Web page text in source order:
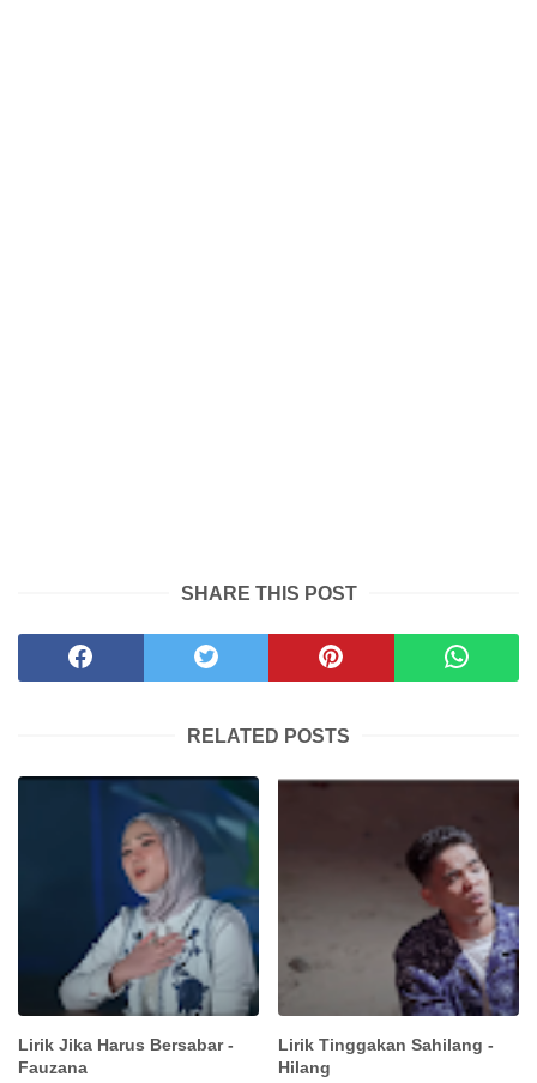
SHARE THIS POST
RELATED POSTS
Lirik Jika Harus Bersabar -
Fauzana
Lirik Tinggakan Sahilang -
Hilang